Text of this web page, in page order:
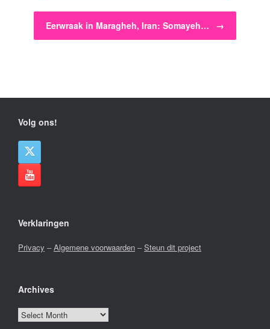
Eerwraak in Maragheh, Iran: Somayeh… →
Volg ons!
Verklaringen
Privacy –Algemene voorwaarden –Steun dit project
Archives
Archives